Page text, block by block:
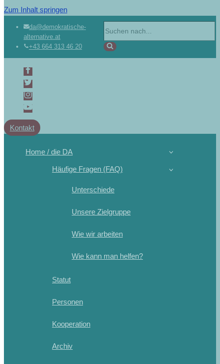
Zum Inhalt springen
da@demokratische-
alternative.at
+43 664 313 46 20
Kontakt
Home / die DA
Häufige Fragen (FAQ)
Unterschiede
Unsere Zielgruppe
Wie wir arbeiten
Wie kann man helfen?
Statut
Personen
Kooperation
Archiv